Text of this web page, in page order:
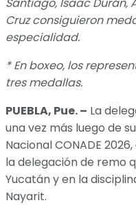
Cruz consiguieron
especialidad.
* En boxeo, los
tres medallas.
PUEBLA, Pue. – La
una vez más luego de
Nacional CONADE
la delegación de remo
Yucatán y en la
Nayarit.